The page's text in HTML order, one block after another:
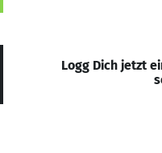
Logg Dich jetzt